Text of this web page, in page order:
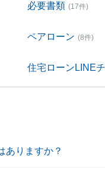
必要書類 (17件)
ペアローン (8件)
住宅ローンLINE
ありますか？